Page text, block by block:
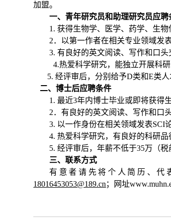
加盟。
一、青年研究员和助理研究员应聘
1. 获得生物学、医学、 药学、生物
2．以第一作者在相关专业领域发表
3. 有良好的英文阅读、写作和口头
4.热爱科学研究，能独立开展科
5. 经评审后，分别给予D类和E类人
二、博士后应聘条件
1. 最近3年内博士毕业或即将获得
2．有良好的英文阅读、写作和口
3. 以一作身份在相关领域发表SCI
4. 热爱科学研究，有良好的科研品
5. 经评审后，年薪不低于35万（税
三、联系方式
有意者请先将个人简历、代
18016453053@189.cn ；网址